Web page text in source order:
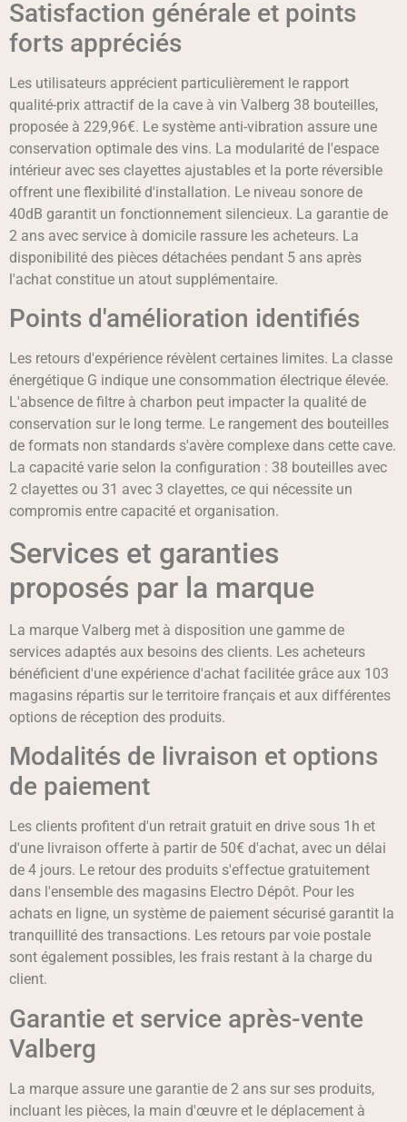
Satisfaction générale et points
forts appréciés
Les utilisateurs apprécient particulièrement le rapport
qualité-prix attractif de la cave à vin Valberg 38 bouteilles,
proposée à 229,96€. Le système anti-vibration assure une
conservation optimale des vins. La modularité de l'espace
intérieur avec ses clayettes ajustables et la porte réversible
offrent une flexibilité d'installation. Le niveau sonore de
40dB garantit un fonctionnement silencieux. La garantie de
2 ans avec service à domicile rassure les acheteurs. La
disponibilité des pièces détachées pendant 5 ans après
l'achat constitue un atout supplémentaire.
Points d'amélioration identifiés
Les retours d'expérience révèlent certaines limites. La classe
énergétique G indique une consommation électrique élevée.
L'absence de filtre à charbon peut impacter la qualité de
conservation sur le long terme. Le rangement des bouteilles
de formats non standards s'avère complexe dans cette cave.
La capacité varie selon la configuration : 38 bouteilles avec
2 clayettes ou 31 avec 3 clayettes, ce qui nécessite un
compromis entre capacité et organisation.
Services et garanties
proposés par la marque
La marque Valberg met à disposition une gamme de
services adaptés aux besoins des clients. Les acheteurs
bénéficient d'une expérience d'achat facilitée grâce aux 103
magasins répartis sur le territoire français et aux différentes
options de réception des produits.
Modalités de livraison et options
de paiement
Les clients profitent d'un retrait gratuit en drive sous 1h et
d'une livraison offerte à partir de 50€ d'achat, avec un délai
de 4 jours. Le retour des produits s'effectue gratuitement
dans l'ensemble des magasins Electro Dépôt. Pour les
achats en ligne, un système de paiement sécurisé garantit la
tranquillité des transactions. Les retours par voie postale
sont également possibles, les frais restant à la charge du
client.
Garantie et service après-vente
Valberg
La marque assure une garantie de 2 ans sur ses produits,
incluant les pièces, la main d'œuvre et le déplacement à